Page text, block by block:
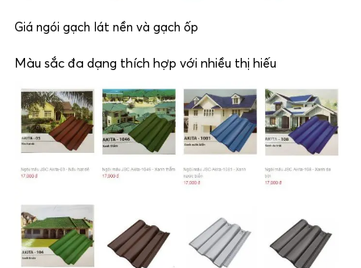
Giá ngói gạch lát nền và gạch ốp
Màu sắc đa dạng thích hợp với nhiều thị hiếu